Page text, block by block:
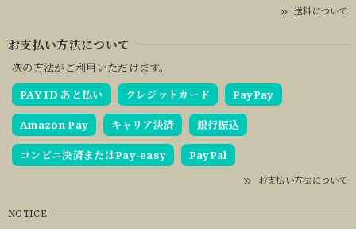
送料について
お支払い方法について
次の方法がご利用いただけます。
PAY ID あと払い
クレジットカード PayPay
Amazon Pay キャリア決済 銀行振込
コンビニ決済またはPay-easy PayPal
お支払い方法について
NOTICE